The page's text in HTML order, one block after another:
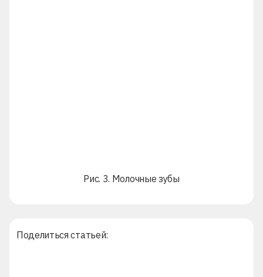
Рис. 3. Молочные зубы
Поделиться статьей: